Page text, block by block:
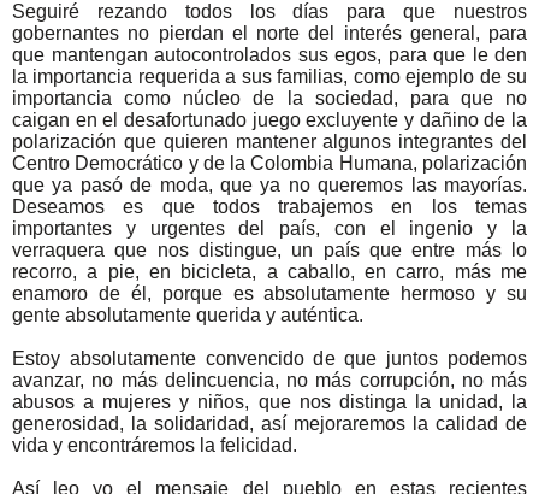
Seguiré rezando todos los días para que nuestros
gobernantes no pierdan el norte del interés general, para
que mantengan autocontrolados sus egos, para que le den
la importancia requerida a sus familias, como ejemplo de su
importancia como núcleo de la sociedad, para que no
caigan en el desafortunado juego excluyente y dañino de la
polarización que quieren mantener algunos integrantes del
Centro Democrático y de la Colombia Humana, polarización
que ya pasó de moda, que ya no queremos las mayorías.
Deseamos es que todos trabajemos en los temas
importantes y urgentes del país, con el ingenio y la
verraquera que nos distingue, un país que entre más lo
recorro, a pie, en bicicleta, a caballo, en carro, más me
enamoro de él, porque es absolutamente hermoso y su
gente absolutamente querida y auténtica.
Estoy absolutamente convencido de que juntos podemos
avanzar, no más delincuencia, no más corrupción, no más
abusos a mujeres y niños, que nos distinga la unidad, la
generosidad, la solidaridad, así mejoraremos la calidad de
vida y encontráremos la felicidad.
Así leo yo el mensaje del pueblo en estas recientes